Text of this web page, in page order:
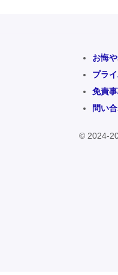
お悔
プラ
免責
問い
© 2024-